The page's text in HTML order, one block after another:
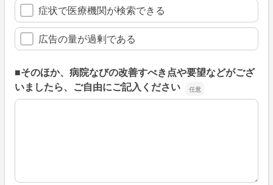
症状で医療機関が検索できる
広告の量が過剰である
■そのほか、病院なびの改善すべき点や要望などがござ
いましたら、ご自由にご記入ください
■そのほか、病院なびの改善すべき点や要望などがござい